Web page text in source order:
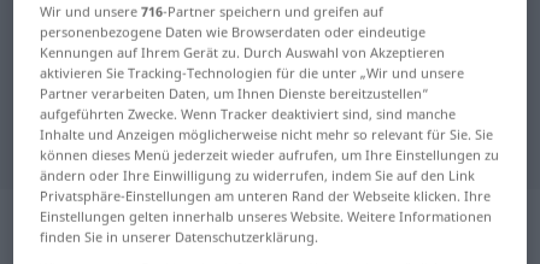
Schwedisch-Deutsch Übersetzung
für "exklusiv"
"exklusiv" Deutsch Übersetzung
„exklusiv“: Adjektiv,
Eigenschaftswort
Wir und unsere716-Partner speichern und greifen auf
personenbezogene Daten wie Browserdaten oder eindeutige
Kennungen auf Ihrem Gerät zu. Durch Auswahl von Akzeptieren
aktivieren Sie Tracking-Technologien für die unter „Wir und unsere
Partner verarbeiten Daten, um Ihnen Dienste bereitzustellen“
aufgeführten Zwecke. Wenn Tracker deaktiviert sind, sind manche
Inhalte und Anzeigen möglicherweise nicht mehr so relevant für Sie. Sie
können dieses Menü jederzeit wieder aufrufen, um Ihre Einstellungen zu
ändern oder Ihre Einwilligung zu widerrufen, indem Sie auf den Link
Privatsphäre-Einstellungen am unteren Rand der Webseite klicken. Ihre
Einstellungen gelten innerhalb unseres Website. Weitere Informationen
finden Sie in unserer Datenschutzerklärung.